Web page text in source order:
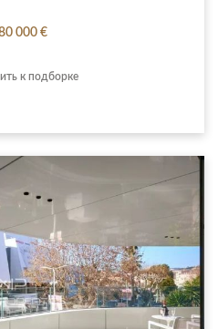
000 €
к подборке